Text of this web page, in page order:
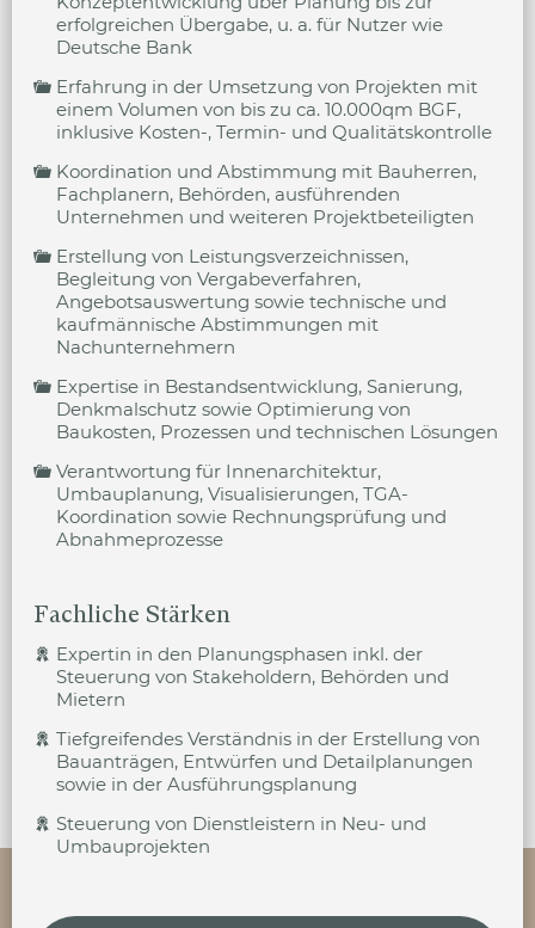
erfolgreichen Übergabe, u. a. für Nutzer wie
Deutsche Bank
Erfahrung in der Umsetzung von Projekten mit
einem Volumen von bis zu ca. 10.000qm BGF,
inklusive Kosten-, Termin- und Qualitätskontrolle
Koordination und Abstimmung mit Bauherren,
Fachplanern, Behörden, ausführenden
Unternehmen und weiteren Projektbeteiligten
Erstellung von Leistungsverzeichnissen,
Begleitung von Vergabeverfahren,
Angebotsauswertung sowie technische und
kaufmännische Abstimmungen mit
Nachunternehmern
Expertise in Bestandsentwicklung, Sanierung,
Denkmalschutz sowie Optimierung von
Baukosten, Prozessen und technischen Lösungen
Verantwortung für Innenarchitektur,
Umbauplanung, Visualisierungen, TGA-
Koordination sowie Rechnungsprüfung und
Abnahmeprozesse
Fachliche Stärken
Expertin in den Planungsphasen inkl. der
Steuerung von Stakeholdern, Behörden und
Mietern
Tiefgreifendes Verständnis in der Erstellung von
Bauanträgen, Entwürfen und Detailplanungen
sowie in der Ausführungsplanung
Steuerung von Dienstleistern in Neu- und
Umbauprojekten